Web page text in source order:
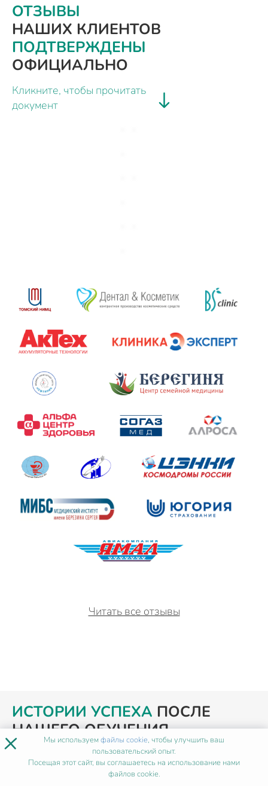
ОТЗЫВЫ
НАШИХ КЛИЕНТОВ
ПОДТВЕРЖДЕНЫ
ОФИЦИАЛЬНО
Кликните, чтобы прочитать
документ
Читать все отзывы
ИСТОРИИ УСПЕХА ПОСЛЕ
НАШЕГО ОБУЧЕНИЯ
× Мы используемфайлы cookie, чтобы улучшить ваш
пользовательский опыт.
Посещая этот сайт, вы соглашаетесь на использование нами
файлов cookie.